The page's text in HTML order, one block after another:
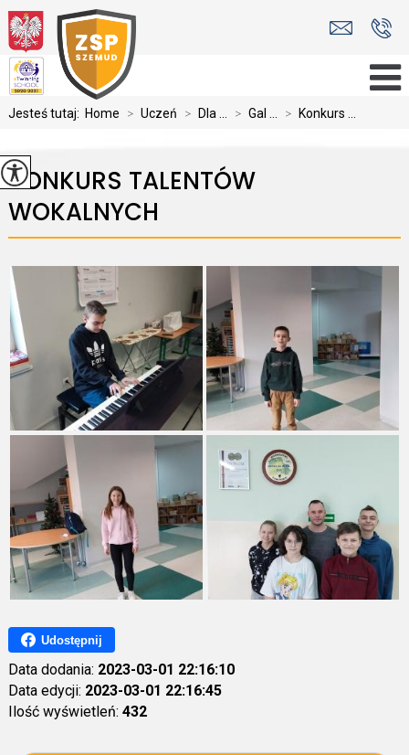
Jesteś tutaj: Home > Uczeń > Dla ... > Gal ... > Konkurs ...
KONKURS TALENTÓW
WOKALNYCH
Udostępnij
Data dodania: 2023-03-01 22:16:10
Data edycji: 2023-03-01 22:16:45
Ilość wyświetleń: 432